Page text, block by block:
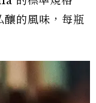
的風味，每瓶